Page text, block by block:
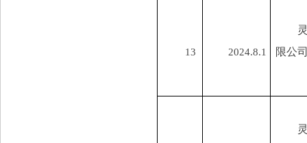
13 2024.8.1
限公